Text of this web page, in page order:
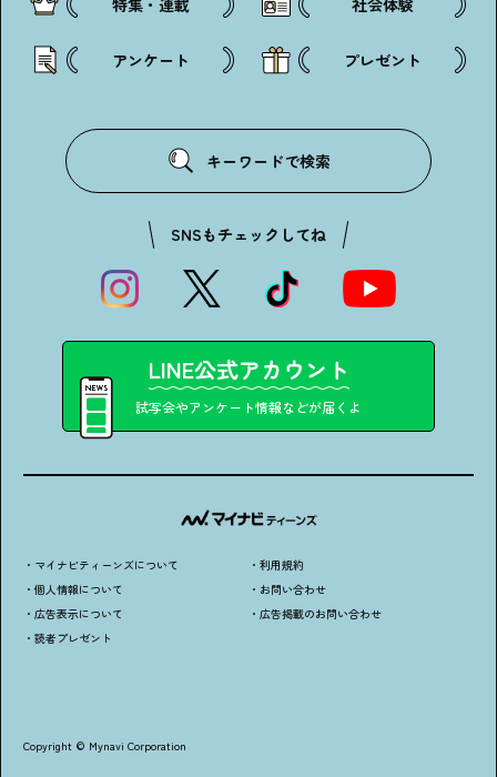
特集・連載 社会体験
アンケート プレゼント
キーワードで検索
SNSもチェックしてね
LINE公式アカウント
試写会やアンケート情報などが届くよ
・マイナビティーンズについて
・個人情報について
・広告表示について
・読者プレゼント
・利用規約
・お問い合わせ
・広告掲載のお問い合わせ
Copyright © Mynavi Corporation